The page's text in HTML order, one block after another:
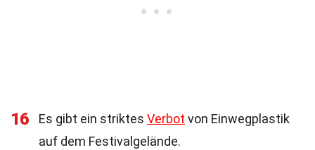
16 Es gibt ein striktes Verbot von Einwegplastik
auf dem Festivalgelände.